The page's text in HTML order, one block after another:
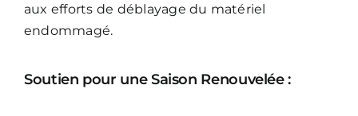
aux efforts de déblayage du matériel
endommagé.
Soutien pour une Saison Renouvelée :